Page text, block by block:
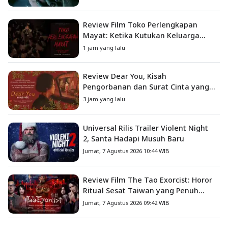
Review Film Toko Perlengkapan
Mayat: Ketika Kutukan Keluarga
Menjadi Sumber Teror yang
1 jam yang lalu
Review Dear You, Kisah
Pengorbanan dan Surat Cinta yang
Menyentuh Hati
3 jam yang lalu
Universal Rilis Trailer Violent Night
2, Santa Hadapi Musuh Baru
Jumat, 7 Agustus 2026 10:44 WIB
Review Film The Tao Exorcist: Horor
Ritual Sesat Taiwan yang Penuh
Misteri dan Teror Psikologis
Jumat, 7 Agustus 2026 09:42 WIB